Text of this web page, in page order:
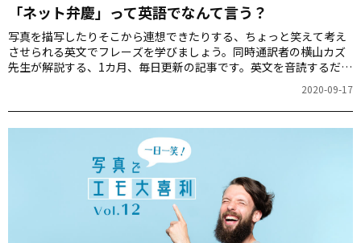
「ネット弁慶」って英語でなんて言う？
写真を描写したりそこから連想できたりする、ちょっと笑えて考え
させられる英文でフレーズを学びましょう。同時通訳者の横山カズ
先生が解説する、1カ月、毎日更新の記事です。英文を音読するだけ
2020-09-17